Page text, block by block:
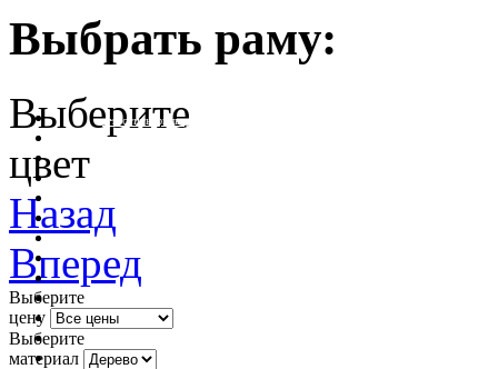
Выбрать раму:
очистить фильтр цвета
Выберите
цвет
Назад
Вперед
Выберите
цену
Выберите
материал